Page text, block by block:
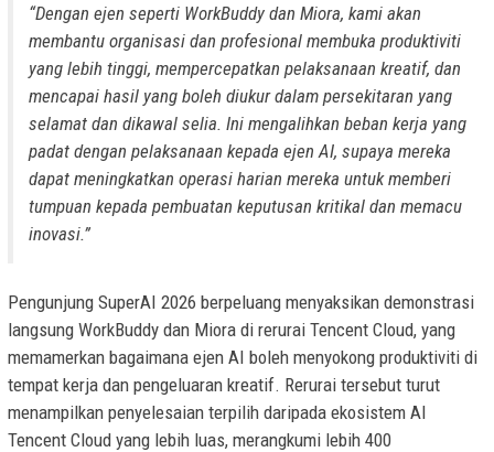
“Dengan ejen seperti WorkBuddy dan Miora, kami akan
membantu organisasi dan profesional membuka produktiviti
yang lebih tinggi, mempercepatkan pelaksanaan kreatif, dan
mencapai hasil yang boleh diukur dalam persekitaran yang
selamat dan dikawal selia. Ini mengalihkan beban kerja yang
padat dengan pelaksanaan kepada ejen AI, supaya mereka
dapat meningkatkan operasi harian mereka untuk memberi
tumpuan kepada pembuatan keputusan kritikal dan memacu
inovasi.”
Pengunjung SuperAI 2026 berpeluang menyaksikan demonstrasi
langsung WorkBuddy dan Miora di rerurai Tencent Cloud, yang
memamerkan bagaimana ejen AI boleh menyokong produktiviti di
tempat kerja dan pengeluaran kreatif. Rerurai tersebut turut
menampilkan penyelesaian terpilih daripada ekosistem AI
Tencent Cloud yang lebih luas, merangkumi lebih 400